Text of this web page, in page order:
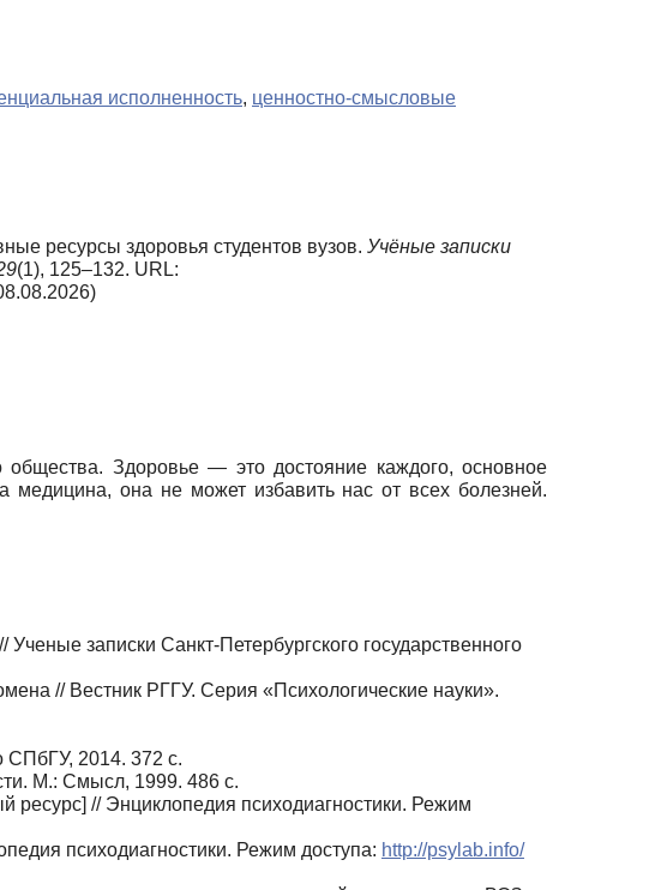
исполненность, ценностно-смысловые
ресурсы здоровья студентов вузов. Учёные записки
(1), 125–132. URL:
общества. Здоровье — это достояние каждого, основное
она не может избавить нас от всех болезней.
записки Санкт-Петербургского государственного
// Вестник РГГУ. Серия «Психологические науки».
СПбГУ, 2014. 372 с.
М.: Смысл, 1999. 486 с.
// Энциклопедия психодиагностики. Режим
психодиагностики. Режим доступа: http://psylab.info/